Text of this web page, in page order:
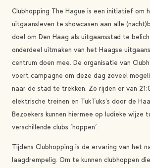
Clubhopping The Hague is een initiatief om
uitgaansleven te showcasen aan alle
doel om Den Haag als uitgaansstad te
onderdeel uitmaken van het Haagse
centrum doen mee. De organisatie van
voert campagne om deze dag zoveel
naar de stad te trekken. Zo rijden er van
elektrische treinen en TukTuks’s door de
Bezoekers kunnen hiermee op ludieke wijze
verschillende clubs ‘hoppen’.
Tijdens Clubhopping is de ervaring van het
laagdrempelig. Om te kunnen clubhoppen